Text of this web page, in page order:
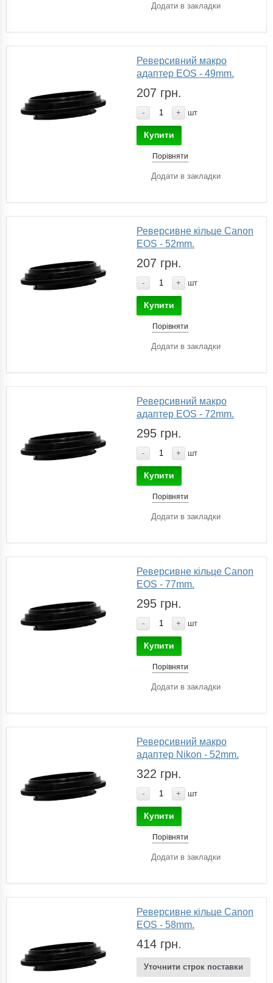
Додати в закладки
Реверсивний макро
адаптер EOS - 49mm.
207 грн.
- + шт
Купити
Порівняти
Додати в закладки
Реверсивне кільце Canon
EOS - 52mm.
207 грн.
- + шт
Купити
Порівняти
Додати в закладки
Реверсивний макро
адаптер EOS - 72mm.
295 грн.
- + шт
Купити
Порівняти
Додати в закладки
Реверсивне кільце Canon
EOS - 77mm.
295 грн.
- + шт
Купити
Порівняти
Додати в закладки
Реверсивний макро
адаптер Nikon - 52mm.
322 грн.
- + шт
Купити
Порівняти
Додати в закладки
Реверсивне кільце Canon
EOS - 58mm.
414 грн.
Уточнити строк поставки